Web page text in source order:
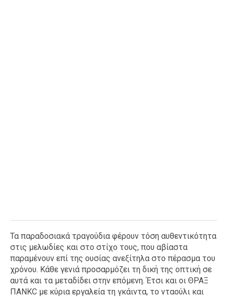
Τα παραδοσιακά τραγούδια φέρουν τόση αυθεντικότητα
στις μελωδίες και στο στίχο τους, που αβίαστα
παραμένουν επί της ουσίας ανεξίτηλα στο πέρασμα του
χρόνου. Κάθε γενιά προσαρμόζει τη δική της οπτική σε
αυτά και τα μεταδίδει στην επόμενη. Έτσι και οι ΘΡΑΞ
ΠΑΝΚC με κύρια εργαλεία τη γκάιντα, το νταούλι και